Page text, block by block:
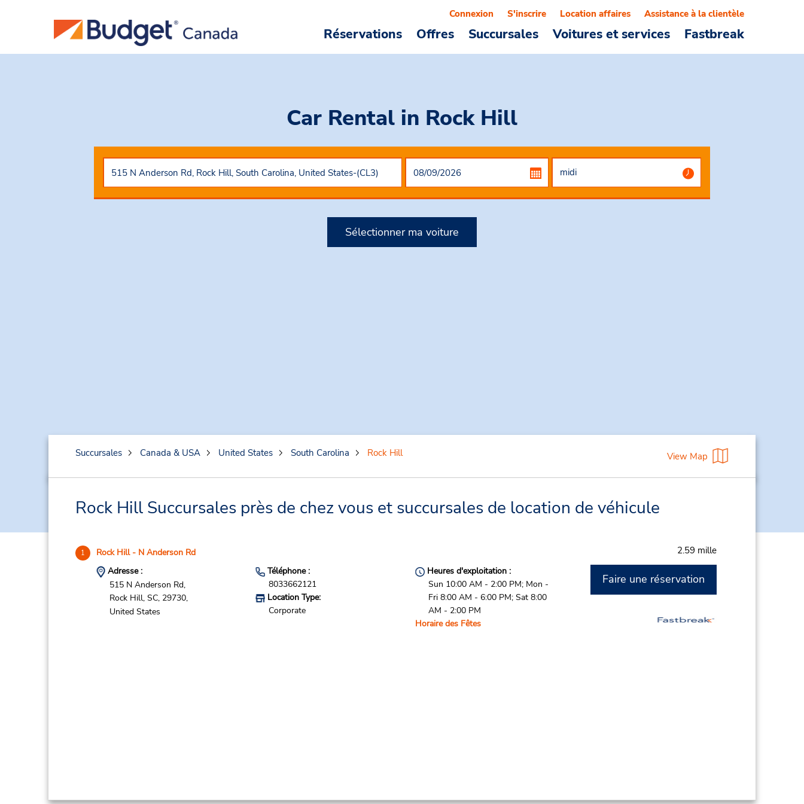
Réservations Offres Succursales Voitures et services Fastbreak
Connexion S'inscrire Location affaires Assistance à la clientèle
Car Rental in Rock Hill
Sélectionner ma voiture
Succursales Canada & USA United States South Carolina Rock Hill View Map
Rock Hill Succursales près de chez vous et succursales de location de véhicule
1 Rock Hill - N Anderson Rd 2.59 mille
Adresse :
515 N Anderson Rd,
Rock Hill, SC, 29730,
United States
Téléphone :
8033662121
Location Type:
Corporate
Heures d'exploitation :
Sun 10:00 AM - 2:00 PM; Mon -
Fri 8:00 AM - 6:00 PM; Sat 8:00
AM - 2:00 PM
Horaire des Fêtes
Faire une réservation